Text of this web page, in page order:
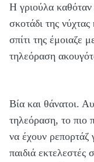
Η γριούλα καθόταν
σκοτάδι της
σπίτι της έμοιαζε
τηλεόραση
Βία και θάνατοι.
τηλεόραση, το πιο
να έχουν ρεπορτάζ
παιδιά εκτελεστές